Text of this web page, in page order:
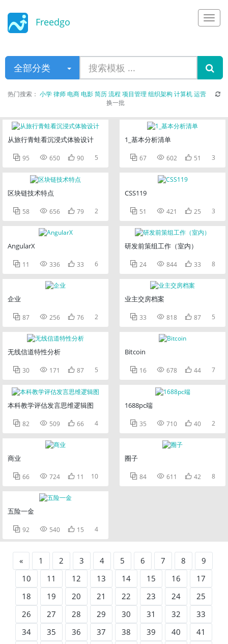
Freedgo
全部分类
热门搜索： 小学律师电商电影简历流程 项目管理 组织架构 计算机运营
换一批
从旅行青蛙看沉浸式体验设计
 95  650  90 5
区块链技术特点
 58  656  79 2
AngularX
 11  336  33 6
企业
 87  256  76 2
无线信道特性分析
 30  171  87 5
本科教学评估发言思维逻辑图
 82  509  66 4
商业
 66  724  11 10
五险一金
 92  540  15 4
1_基本分析清单
 67  602  51 3
CSS119
 51  421  25 3
研发前策组工作（室内）
 24  844  33 8
业主交房档案
 33  818  87 5
Bitcoin
 16  678  44 7
1688pc端
 35  710  40 2
圈子
 84  611  42 8
« 1 2 3 4 5 6 7 8
9
10
11 12 13 14 15 16
17
18
19 20 21 22 23 24
25
26
27 28 29 30 31 32
33
34
35 36 37 38 39 40
41